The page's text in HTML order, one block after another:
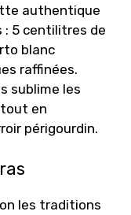
authentique
: 5 centilitres de
blanc
raffinées.
sublime les
en
périgourdin.
les traditions